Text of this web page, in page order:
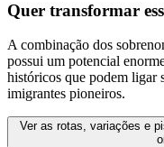
Quer transformar
A combinação dos
possui um potencial
históricos que podem ligar
imigrantes pioneiros.
Ver as rotas, variações e